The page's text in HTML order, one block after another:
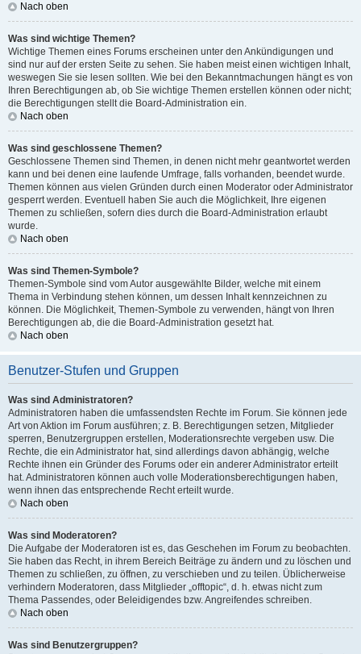
Nach oben
Was sind wichtige Themen?
Wichtige Themen eines Forums erscheinen unter den Ankündigungen und
sind nur auf der ersten Seite zu sehen. Sie haben meist einen wichtigen Inhalt,
weswegen Sie sie lesen sollten. Wie bei den Bekanntmachungen hängt es von
Ihren Berechtigungen ab, ob Sie wichtige Themen erstellen können oder nicht;
die Berechtigungen stellt die Board-Administration ein.
Nach oben
Was sind geschlossene Themen?
Geschlossene Themen sind Themen, in denen nicht mehr geantwortet werden
kann und bei denen eine laufende Umfrage, falls vorhanden, beendet wurde.
Themen können aus vielen Gründen durch einen Moderator oder Administrator
gesperrt werden. Eventuell haben Sie auch die Möglichkeit, Ihre eigenen
Themen zu schließen, sofern dies durch die Board-Administration erlaubt
wurde.
Nach oben
Was sind Themen-Symbole?
Themen-Symbole sind vom Autor ausgewählte Bilder, welche mit einem
Thema in Verbindung stehen können, um dessen Inhalt kennzeichnen zu
können. Die Möglichkeit, Themen-Symbole zu verwenden, hängt von Ihren
Berechtigungen ab, die die Board-Administration gesetzt hat.
Nach oben
Benutzer-Stufen und Gruppen
Was sind Administratoren?
Administratoren haben die umfassendsten Rechte im Forum. Sie können jede
Art von Aktion im Forum ausführen; z. B. Berechtigungen setzen, Mitglieder
sperren, Benutzergruppen erstellen, Moderationsrechte vergeben usw. Die
Rechte, die ein Administrator hat, sind allerdings davon abhängig, welche
Rechte ihnen ein Gründer des Forums oder ein anderer Administrator erteilt
hat. Administratoren können auch volle Moderationsberechtigungen haben,
wenn ihnen das entsprechende Recht erteilt wurde.
Nach oben
Was sind Moderatoren?
Die Aufgabe der Moderatoren ist es, das Geschehen im Forum zu beobachten.
Sie haben das Recht, in ihrem Bereich Beiträge zu ändern und zu löschen und
Themen zu schließen, zu öffnen, zu verschieben und zu teilen. Üblicherweise
verhindern Moderatoren, dass Mitglieder „offtopic“, d. h. etwas nicht zum
Thema Passendes, oder Beleidigendes bzw. Angreifendes schreiben.
Nach oben
Was sind Benutzergruppen?